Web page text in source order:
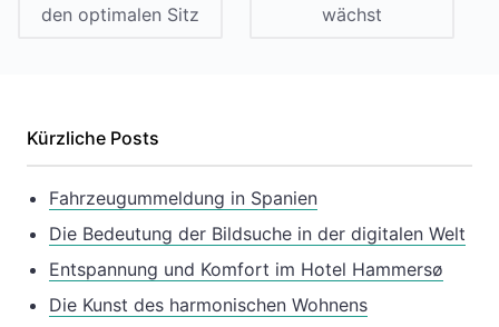
den optimalen Sitz
wächst
Kürzliche Posts
Fahrzeugummeldung in Spanien
Die Bedeutung der Bildsuche in der digitalen Welt
Entspannung und Komfort im Hotel Hammersø
Die Kunst des harmonischen Wohnens